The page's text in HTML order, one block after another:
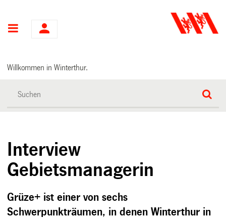
Hauptnavigation
Willkommen in Winterthur.
Interview
Gebietsmanagerin
Grüze+ ist einer von sechs
Schwerpunkträumen, in denen Winterthur in